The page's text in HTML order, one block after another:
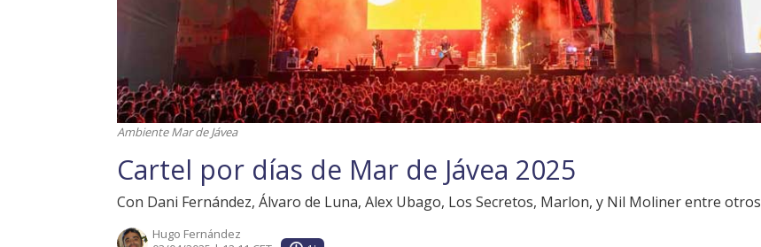
Ambiente Mar de Jávea
Cartel por días de Mar de Jávea 2025
Con Dani Fernández, Álvaro de Luna, Alex Ubago, Los Secretos, Marlon, y Nil Moliner entre otros
Hugo Fernández